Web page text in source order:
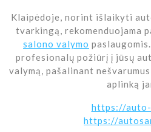
Klaipėdoje, norint išlaikyti
tvarkingą, rekomenduojama
salono valymo
profesionalų požiūrį į jūsų
valymą, pašalinant
aplinką
https://
https://